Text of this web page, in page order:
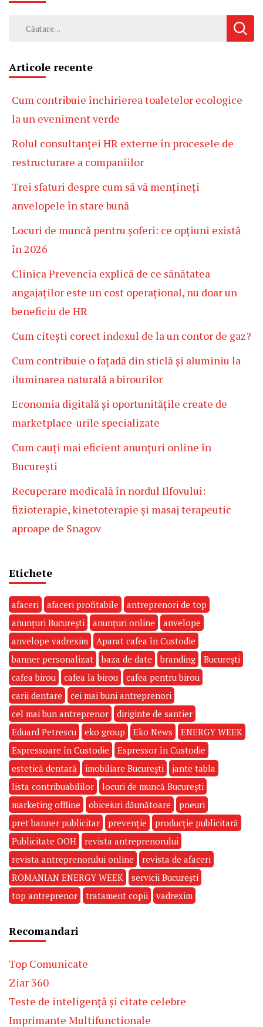
Caută
Articole recente
Cum contribuie închirierea toaletelor ecologice
la un eveniment verde
Rolul consultanței HR externe în procesele de
restructurare a companiilor
Trei sfaturi despre cum să vă mențineți
anvelopele în stare bună
Locuri de muncă pentru șoferi: ce opțiuni există
în 2026
Clinica Prevencia explică de ce sănătatea
angajaților este un cost operațional, nu doar un
beneficiu de HR
Cum citești corect indexul de la un contor de gaz?
Cum contribuie o fațadă din sticlă și aluminiu la
iluminarea naturală a birourilor
Economia digitală și oportunitățile create de
marketplace-urile specializate
Cum cauți mai eficient anunțuri online în
București
Recuperare medicală în nordul Ilfovului:
fizioterapie, kinetoterapie și masaj terapeutic
aproape de Snagov
Etichete
afaceri afaceri profitabile
antreprenori de top
anunțuri București
anunțuri online
anvelope
anvelope vadrexim
Aparat cafea în Custodie
banner personalizat
baza de date branding
București
cafea birou
cafea la birou
cafea pentru birou
carii dentare
cei mai buni antreprenori
cel mai bun antreprenor
diriginte de santier
Eduard Petrescu
eko group Eko News
ENERGY WEEK
Espressoare în Custodie
Espressor în Custodie
estetică dentară
imobiliare București
jante tabla
lista contribuabililor
locuri de muncă București
marketing offline
obiceiuri dăunătoare
pneuri
pret banner publicitar
prevenție
producție publicitară
Publicitate OOH
revista antreprenorului
revista antreprenorului online
revista de afaceri
ROMANIAN ENERGY WEEK
servicii București
top antreprenor
tratament copii vadrexim
Recomandari
Top Comunicate
Ziar 360
Teste de inteligență și citate celebre
Imprimante Multifunctionale